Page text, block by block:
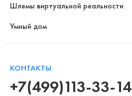
Шлемы виртуальной реальности
Умный дом
КОНТАКТЫ
+7(499)113-33-14